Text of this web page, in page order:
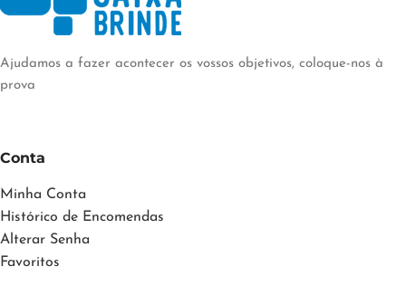
Ajudamos a fazer acontecer os vossos objetivos, coloque-nos à
prova
Conta
Minha Conta
Histórico de Encomendas
Alterar Senha
Favoritos